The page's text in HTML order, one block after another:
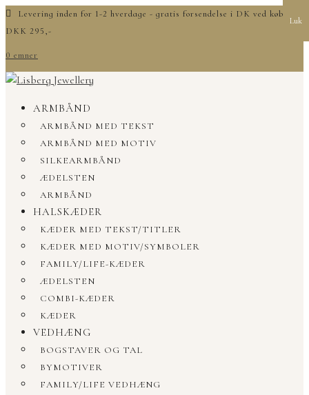
Levering inden for 1-2 hverdage - gratis forsendelse i DK ved køb over
DKK 295,-
0 emner
ARMBÅND
ARMBÅND MED TEKST
ARMBÅND MED MOTIV
SILKEARMBÅND
ÆDELSTEN
ARMBÅND
HALSKÆDER
KÆDER MED TEKST/TITLER
KÆDER MED MOTIV/SYMBOLER
FAMILY/LIFE-KÆDER
ÆDELSTEN
COMBI-KÆDER
KÆDER
VEDHÆNG
BOGSTAVER OG TAL
BYMOTIVER
FAMILY/LIFE VEDHÆNG
Luk